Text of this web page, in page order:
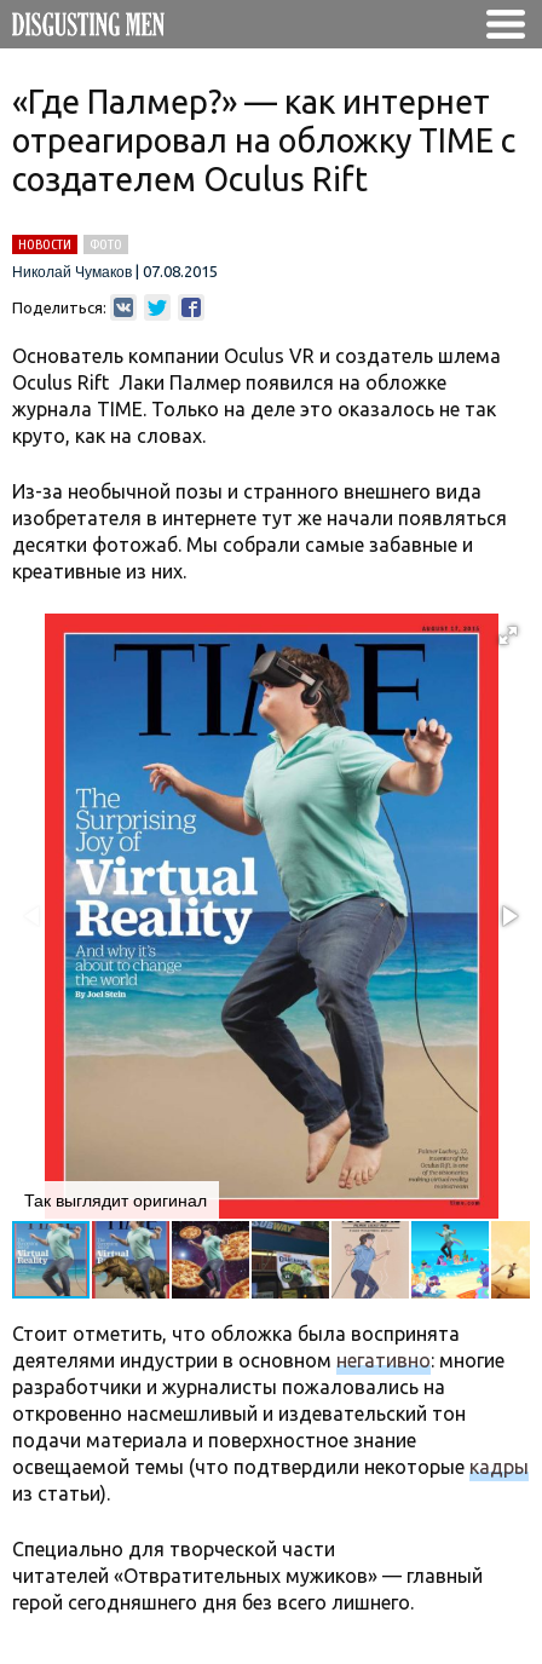
«Где Палмер?» — как интернет
отреагировал на обложку TIME с
создателем Oculus Rift
НОВОСТИ
ФОТО
Николай Чумаков
07.08.2015
Поделиться:
Основатель компании Oculus VR и создатель шлема
Oculus Rift Лаки Палмер появился на обложке
журнала TIME. Только на деле это оказалось не так
круто, как на словах.
Из-за необычной позы и странного внешнего вида
изобретателя в интернете тут же начали появляться
десятки фотожаб. Мы собрали самые забавные и
креативные из них.
Так выглядит оригинал
Стоит отметить, что обложка была воспринята
деятелями индустрии в основном негативно: многие
разработчики и журналисты пожаловались на
откровенно насмешливый и издевательский тон
подачи материала и поверхностное знание
освещаемой темы (что подтвердили некоторые кадры
из статьи).
Специально для творческой части
читателей «Отвратительных мужиков» — главный
герой сегодняшнего дня без всего лишнего.